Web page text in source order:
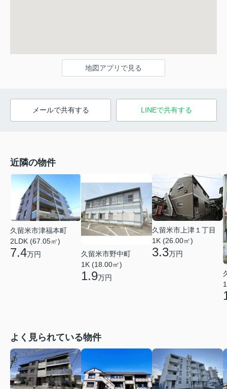
地図アプリで見る
メールで共有する LINEで共有する
近隣の物件
久留米市津福本町
2LDK (67.05㎡)
7.4万円
久留米市野中町
1K (18.00㎡)
1.9万円
久留米市上津１丁目
1K (26.00㎡)
3.3万円
よく見られている物件